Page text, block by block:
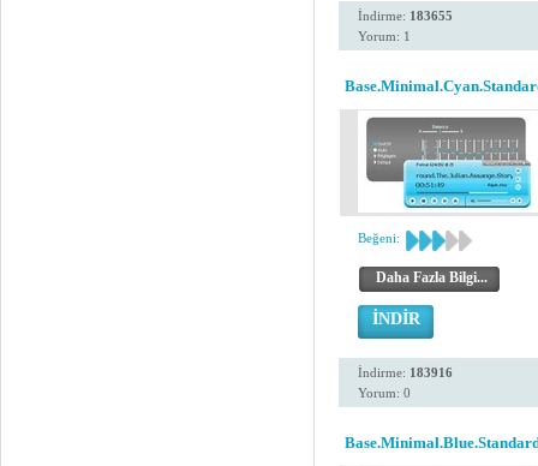
İndirme: 183655
Yorum: 1
Beğeni:
Daha Fazla Bilgi...
İNDİR
İndirme: 183916
Yorum: 0